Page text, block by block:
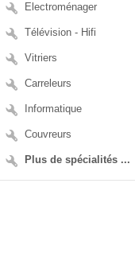
Electroménager
Télévision - Hifi
Vitriers
Carreleurs
Informatique
Couvreurs
Plus de spécialités ...